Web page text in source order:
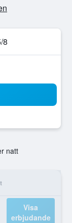
8
natt
Visa
erbjudande